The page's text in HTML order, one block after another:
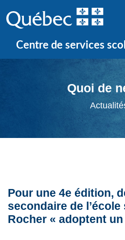
Centre de services
Quoi de
Pour une 4e édition,
secondaire de
Rocher « adoptent un